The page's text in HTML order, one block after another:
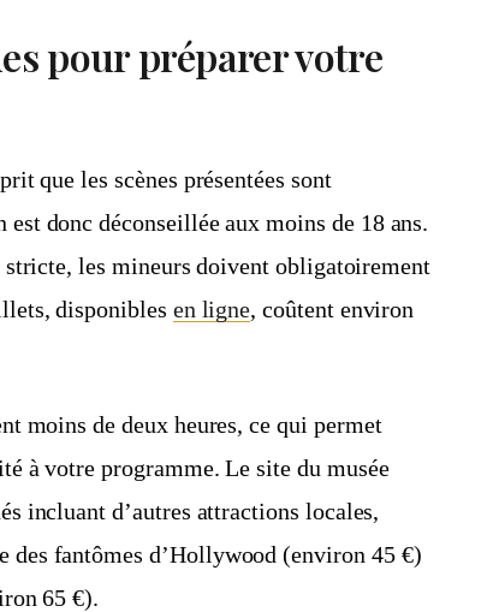
pour préparer votre
que les scènes présentées sont
donc déconseillée aux moins de 18 ans.
les mineurs doivent obligatoirement
disponibles en ligne, coûtent environ
moins de deux heures, ce qui permet
à votre programme. Le site du musée
incluant d’autres attractions locales,
des fantômes d’Hollywood (environ 45 €)
65 €).